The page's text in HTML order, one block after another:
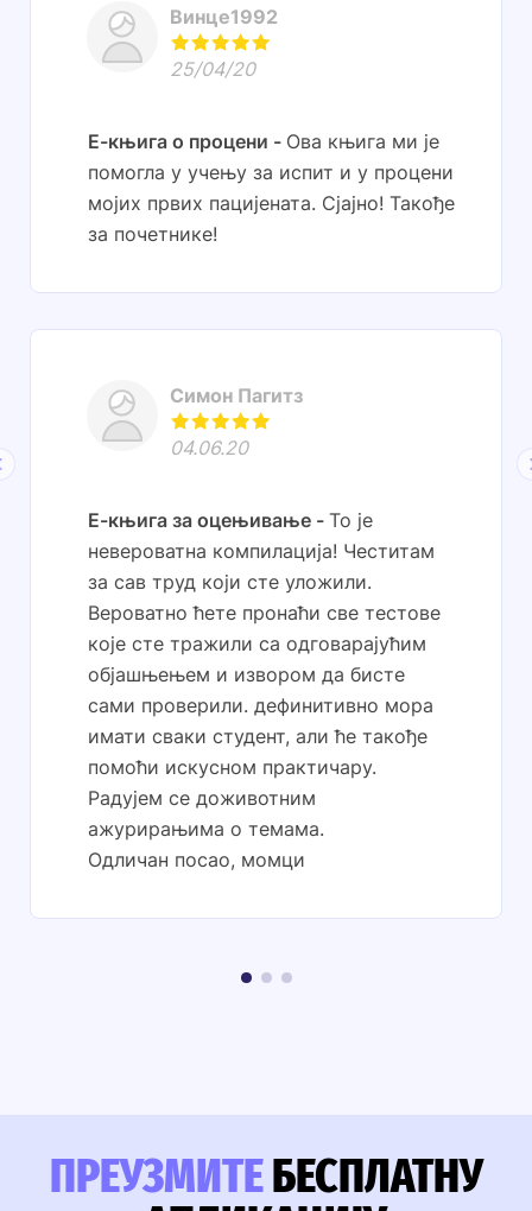
Винце1992
25/04/20
Е-књига о процени
Ова књига ми је
помогла у учењу за испит и у процени
мојих првих пацијената. Сјајно! Такође
за почетнике!
Симон Пагитз
04.06.20
Е-књига за оцењивање
То је
невероватна компилација! Честитам
за сав труд који сте уложили.
Вероватно ћете пронаћи све тестове
које сте тражили са одговарајућим
објашњењем и извором да бисте
сами проверили. дефинитивно мора
имати сваки студент, али ће такође
помоћи искусном практичару.
Радујем се доживотним
ажурирањима о темама.
Одличан посао, момци
ПРЕУЗМИТЕБЕСПЛАТНУ